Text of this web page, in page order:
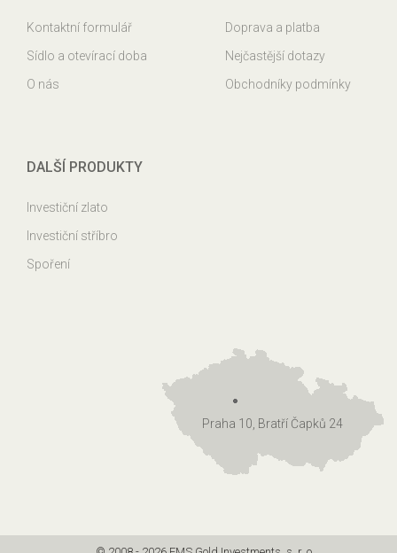
Kontaktní formulář
Sídlo a otevírací doba
O nás
Doprava a platba
Nejčastější dotazy
Obchodníky podmínky
DALŠÍ PRODUKTY
Investiční zlato
Investiční stříbro
Spoření
Praha 10, Bratří Čapků 24